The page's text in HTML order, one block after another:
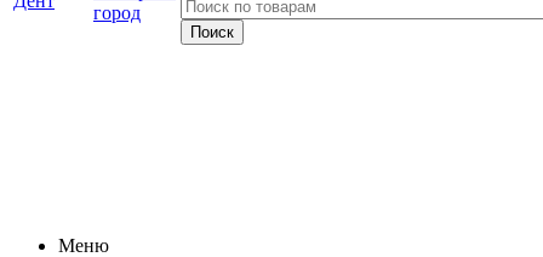
город
Меню